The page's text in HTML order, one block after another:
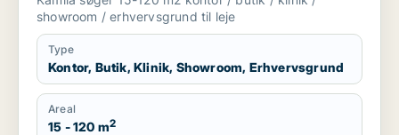
showroom / erhvervsgrund til leje
Type
Kontor, Butik, Klinik, Showroom, Erhvervsgrund
Areal
15 - 120 m2